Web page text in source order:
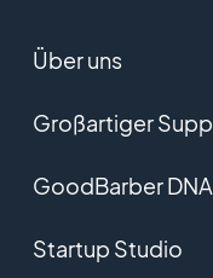
Über uns
Großartiger
GoodBarber DNA
Startup Studio